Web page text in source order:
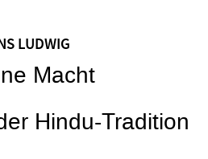
LUDWIG
Macht
Hindu-Tradition